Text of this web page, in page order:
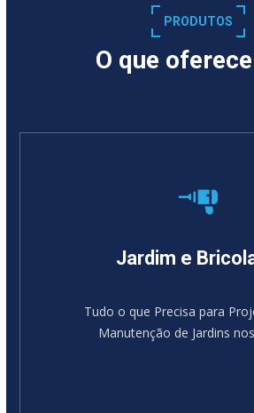
PRODUTOS
O que
Jardim e
Tudo o que Precisa para
Manutenção de Jardins